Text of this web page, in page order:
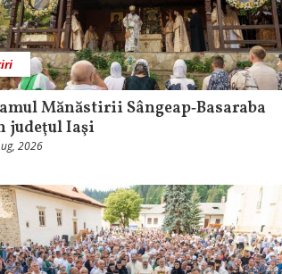
Mănăstirii Sângeap‑Basaraba
judeţul Iaşi
2026